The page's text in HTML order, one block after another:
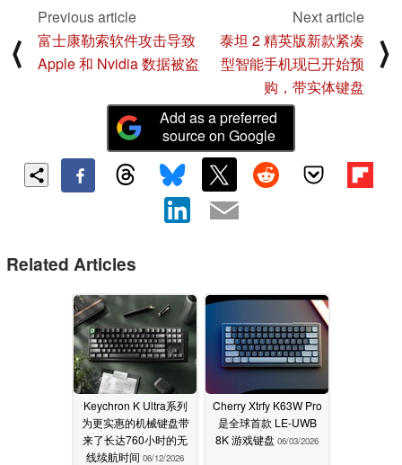
⟨
Previous article
富士康勒索软件攻击导致
Apple 和 Nvidia 数据被盗
Next article
泰坦 2 精英版新款紧凑
型智能手机现已开始预
购，带实体键盘
⟩
Add as a preferred
source on Google
Related Articles
Keychron K Ultra系列
为更实惠的机械键盘带
来了长达760小时的无
线续航时间 06/12/2026
Cherry Xtrfy K63W Pro
是全球首款 LE-UWB
8K 游戏键盘 06/03/2026